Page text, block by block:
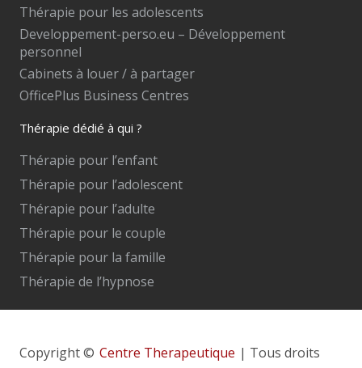
Thérapie pour les adolescents
Developpement-perso.eu – Développement
personnel
Cabinets à louer / à partager
OfficePlus Business Centres
Thérapie dédié à qui ?
Thérapie pour l’enfant
Thérapie pour l’adolescent
Thérapie pour l’adulte
Thérapie pour le couple
Thérapie pour la famille
Thérapie de l’hypnose
Copyright © Centre Therapeutique | Tous droits